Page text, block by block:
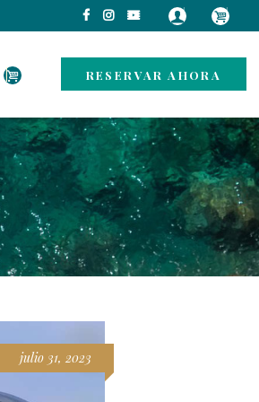
RESERVAR AHORA
julio 31, 2023